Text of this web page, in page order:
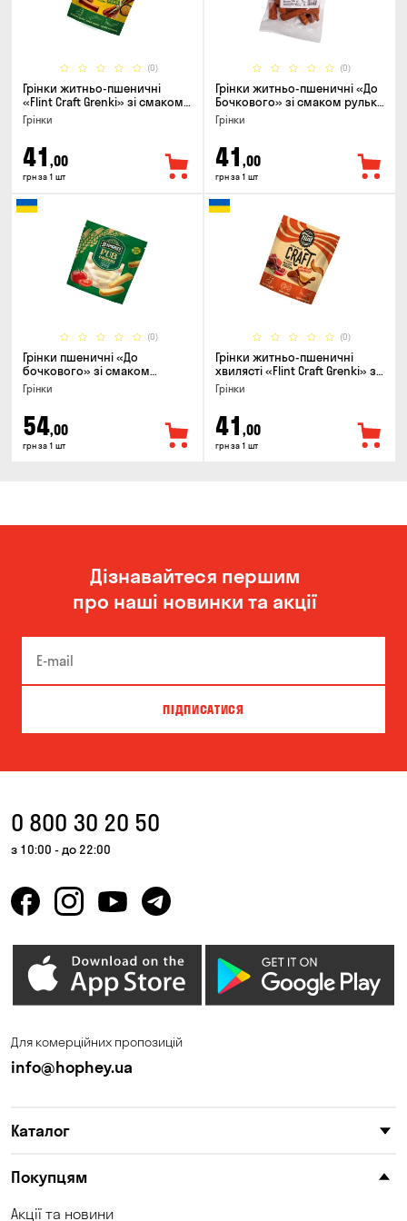
(0)
Грінки житньо-пшеничні
«Flint Craft Grenki» зі смаком
кабаносів та гірчиці, 80г
Грінки
41 ,00
грн за 1 шт
(0)
Грінки житньо-пшеничні «До
Бочкового» зі смаком рулька
з печі, 100г
Грінки
41 ,00
грн за 1 шт
(0)
Грінки пшеничні «До
бочкового» зі смаком
томати по-домашньому, 120г
Грінки
54,00
грн за 1 шт
(0)
Грінки житньо-пшеничні
хвилясті «Flint Craft Grenki» зі
смаком гострих джерки, 80г
Грінки
41 ,00
грн за 1 шт
Дізнавайтеся першим
про наші новинки та акції
ПІДПИСАТИСЯ
0 800 30 20 50
з 10:00 - до 22:00
Для комерційних пропозицій
info@hophey.ua
Каталог
Покупцям
Акції та новини